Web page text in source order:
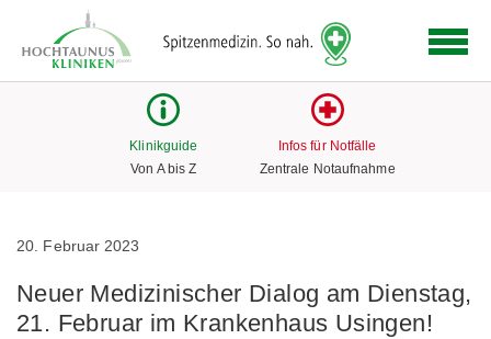
Link
zur
Klinikguide
Von A bis Z
Infos für Notfälle
Zentrale Notaufnahme
20. Februar 2023
Neuer Medizinischer Dialog am Dienstag,
21. Februar im Krankenhaus Usingen!